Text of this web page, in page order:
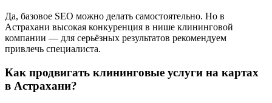
Да, базовое SEO можно делать самостоятельно. Но в
Астрахани высокая конкуренция в нише клининговой
компании — для серьёзных результатов рекомендуем
привлечь специалиста.
Как продвигать клининговые услуги на картах
в Астрахани?